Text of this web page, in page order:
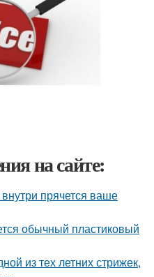
на сайте:
прячется ваше
обычный пластиковый
из тех летних стрижек,